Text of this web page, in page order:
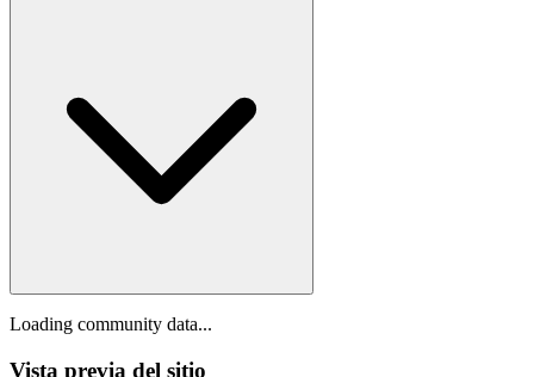
Loading community data...
Vista previa del sitio